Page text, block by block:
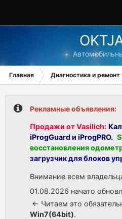
Главная Диагностика и
Рекламные объявления:
Продажи от Vasilich:
iProgGuard и iProgPRO.
восстановления
загрузчик для блоков
Внимание всем
01.08.2026 начато
<- Читаем это
Win7(64bit).